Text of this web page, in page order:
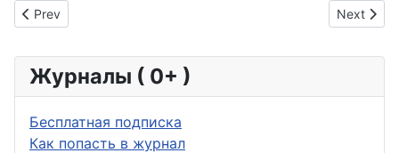
Previous article: ПОСОБИЕ «СОЛНЕЧНАЯ СИСТЕМА» (опыт
Prev Next
Next
Журналы ( 0+ )
Бесплатная подписка
Как попасть в журнал